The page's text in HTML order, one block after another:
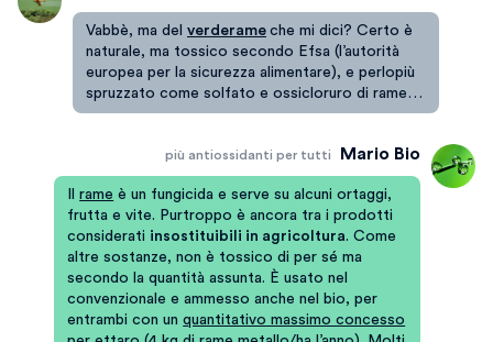
Vabbè, ma del verderame che mi dici? Certo è
naturale, ma tossico secondo Efsa (l’autorità
europea per la sicurezza alimentare), e perlopiù
spruzzato come solfato e ossicloruro di rame…
Mario Bio
più antiossidanti per tutti
Ilrame è un fungicida e serve su alcuni ortaggi,
frutta e vite. Purtroppo è ancora tra i prodotti
considerati insostituibili in agricoltura. Come
altre sostanze, non è tossico di per sé ma
secondo la quantità assunta. È usato nel
convenzionale e ammesso anche nel bio, per
entrambi con unquantitativo massimo concesso